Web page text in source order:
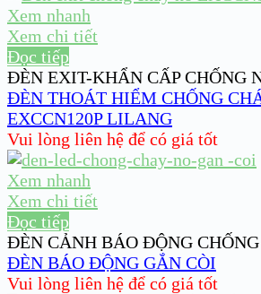
Xem nhanh
Xem chi tiết
Đọc tiếp
ĐÈN EXIT-KHẨN CẤP CHỐNG
ĐÈN THOÁT HIỂM CHỐNG
EXCCN120P LILANG
Vui lòng liên hệ để có giá tốt
Xem nhanh
Xem chi tiết
Đọc tiếp
ĐÈN CẢNH BÁO ĐỘNG
ĐÈN BÁO ĐỘNG GẮN CÒI
Vui lòng liên hệ để có giá tốt